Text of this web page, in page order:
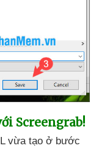
Screengrab!
vừa tạo ở bước